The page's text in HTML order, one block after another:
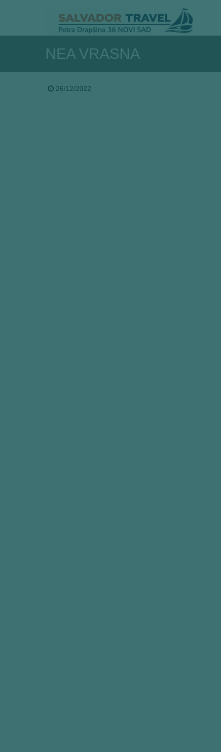
NEA VRASNA
26/12/2022